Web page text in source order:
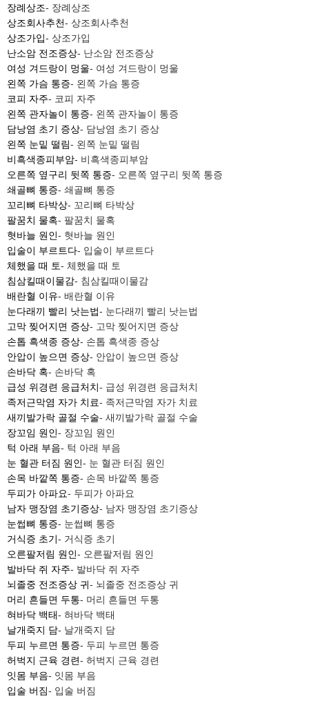
장례상조- 장례상조
상조회사추천- 상조회사추천
상조가입- 상조가입
난소암 전조증상- 난소암 전조증상
여성 겨드랑이 멍울- 여성 겨드랑이 멍울
왼쪽 가슴 통증- 왼쪽 가슴 통증
코피 자주- 코피 자주
왼쪽 관자놀이 통증- 왼쪽 관자놀이 통증
담낭염 초기 증상- 담낭염 초기 증상
왼쪽 눈밑 떨림- 왼쪽 눈밑 떨림
비흑색종피부암- 비흑색종피부암
오른쪽 옆구리 뒷쪽 통증- 오른쪽 옆구리 뒷쪽 통증
쇄골뼈 통증- 쇄골뼈 통증
꼬리뼈 타박상- 꼬리뼈 타박상
팔꿈치 물혹- 팔꿈치 물혹
혓바늘 원인- 혓바늘 원인
입술이 부르트다- 입술이 부르트다
체했을 때 토- 체했을 때 토
침삼킬때이물감- 침삼킬때이물감
배란혈 이유- 배란혈 이유
눈다래끼 빨리 낫는법- 눈다래끼 빨리 낫는법
고막 찢어지면 증상- 고막 찢어지면 증상
손톱 흑색종 증상- 손톱 흑색종 증상
안압이 높으면 증상- 안압이 높으면 증상
손바닥 혹- 손바닥 혹
급성 위경련 응급처치- 급성 위경련 응급처치
족저근막염 자가 치료- 족저근막염 자가 치료
새끼발가락 골절 수술- 새끼발가락 골절 수술
장꼬임 원인- 장꼬임 원인
턱 아래 부음- 턱 아래 부음
눈 혈관 터짐 원인- 눈 혈관 터짐 원인
손목 바깥쪽 통증- 손목 바깥쪽 통증
두피가 아파요- 두피가 아파요
남자 맹장염 초기증상- 남자 맹장염 초기증상
눈썹뼈 통증- 눈썹뼈 통증
거식증 초기- 거식증 초기
오른팔저림 원인- 오른팔저림 원인
발바닥 쥐 자주- 발바닥 쥐 자주
뇌졸중 전조증상 귀- 뇌졸중 전조증상 귀
머리 흔들면 두통- 머리 흔들면 두통
혀바닥 백태- 혀바닥 백태
날개죽지 담- 날개죽지 담
두피 누르면 통증- 두피 누르면 통증
허벅지 근육 경련- 허벅지 근육 경련
잇몸 부음- 잇몸 부음
입술 버짐- 입술 버짐